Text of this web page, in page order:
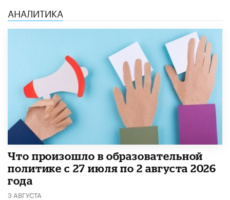
АНАЛИТИКА
​Что произошло в образовательной
политике с 27 июля по 2 августа 2026
года
3 АВГУСТА